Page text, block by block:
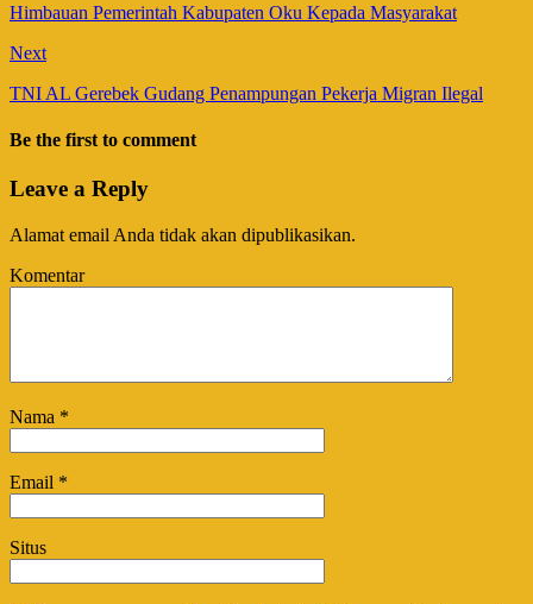
Himbauan Pemerintah Kabupaten Oku Kepada Masyarakat
Next
TNI AL Gerebek Gudang Penampungan Pekerja Migran Ilegal
Be the first to comment
Leave a Reply
Alamat email Anda tidak akan dipublikasikan.
Komentar
Nama *
Email *
Situs